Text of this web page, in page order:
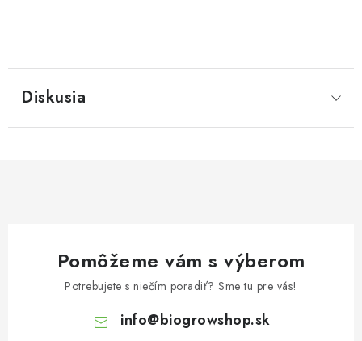
Diskusia
Pomôžeme vám s výberom
Potrebujete s niečím poradiť? Sme tu pre vás!
info@biogrowshop.sk